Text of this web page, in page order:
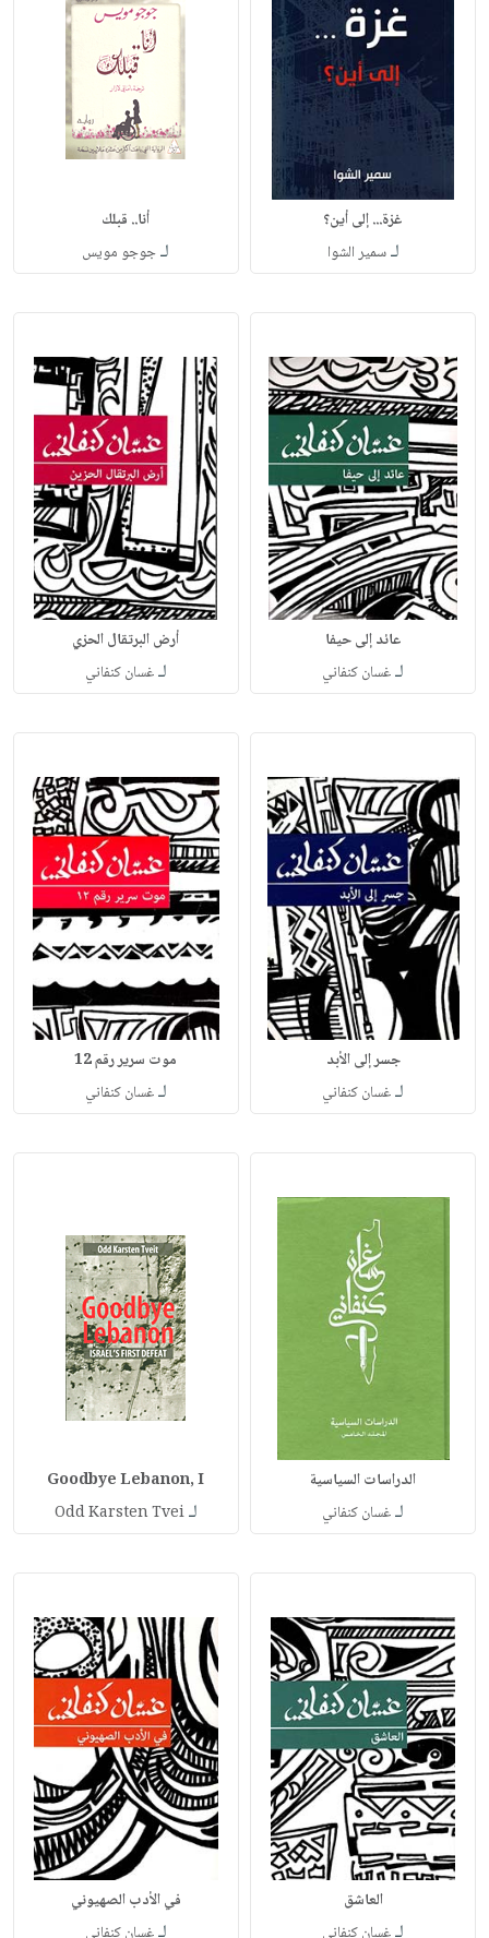
غزة... إلى أين؟
لـسمير الشوا
أنا.. قبلك
لـجوجو مويس
عائد إلى حيفا
لـغسان كنفاني
أرض البرتقال الحزي
لـغسان كنفاني
جسر إلى الأبد
لـغسان كنفاني
موت سرير رقم 12
لـغسان كنفاني
الدراسات السياسية
لـغسان كنفاني
Goodbye Lebanon, I
لـOdd Karsten Tvei
العاشق في الأدب الصهيوني